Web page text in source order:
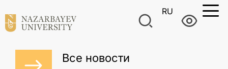
RU
Все новости